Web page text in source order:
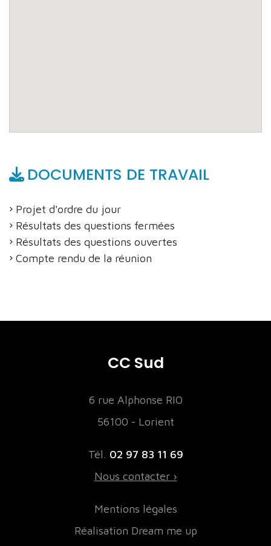
DOCUMENTS DE TRAVAIL
Projet d'ordre du jour
Résultats des questions fermées
Résultats des questions ouvertes
Compte rendu de la réunion
CC Sud
6 rue Alphonse RIO
56100 - Lorient
Tél. 02 97 83 11 69
Nous contacter ›
Mentions légales
Réalisation Dream me up